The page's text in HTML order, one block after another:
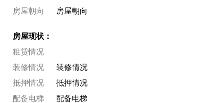
房屋朝向
房屋朝向
房屋现状：
租赁情况
装修情况
装修情况
抵押情况
抵押情况
配备电梯
配备电梯